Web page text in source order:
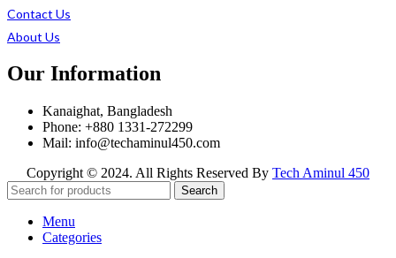
Contact Us
About Us
Our Information
Kanaighat, Bangladesh
Phone: +880 1331-272299
Mail: info@techaminul450.com
Copyright © 2024. All Rights Reserved By Tech Aminul 450
Search
Menu
Categories